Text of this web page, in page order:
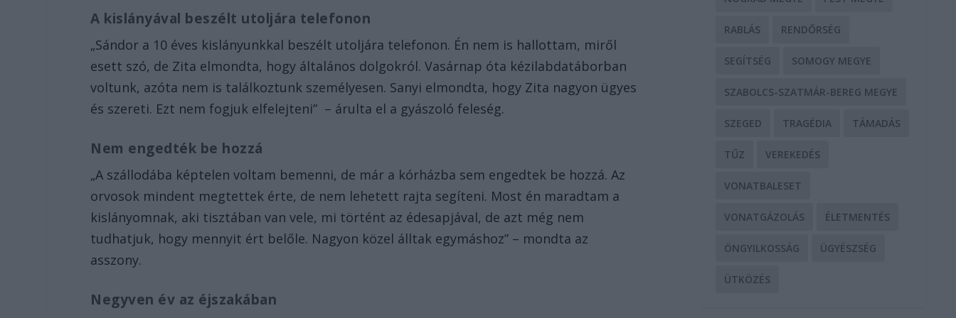
A kislányával beszélt utoljára telefonon
„Sándor a 10 éves kislányunkkal beszélt utoljára telefonon. Én nem is hallottam, miről
esett szó, de Zita elmondta, hogy általános dolgokról. Vasárnap óta kézilabdatáborban
voltunk, azóta nem is találkoztunk személyesen. Sanyi elmondta, hogy Zita nagyon ügyes
és szereti. Ezt nem fogjuk elfelejteni” – árulta el a gyászoló feleség.
Nem engedték be hozzá
„A szállodába képtelen voltam bemenni, de már a kórházba sem engedtek be hozzá. Az
orvosok mindent megtettek érte, de nem lehetett rajta segíteni. Most én maradtam a
kislányomnak, aki tisztában van vele, mi történt az édesapjával, de azt még nem
tudhatjuk, hogy mennyit ért belőle. Nagyon közel álltak egymáshoz” – mondta az
asszony.
Negyven év az éjszakában
RABLÁS RENDŐRSÉG
SEGÍTSÉG SOMOGY MEGYE
SZABOLCS-SZATMÁR-BEREG MEGYE
SZEGED TRAGÉDIA TÁMADÁS
TŰZ VEREKEDÉS
VONATBALESET
VONATGÁZOLÁS ÉLETMENTÉS
ÖNGYILKOSSÁG ÜGYÉSZSÉG
ÜTKÖZÉS